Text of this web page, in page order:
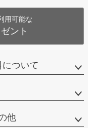
用可能な
ント
ついて
他